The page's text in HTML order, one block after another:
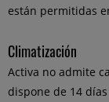
están permitidas
Climatización
Activa no admite
dispone de 14